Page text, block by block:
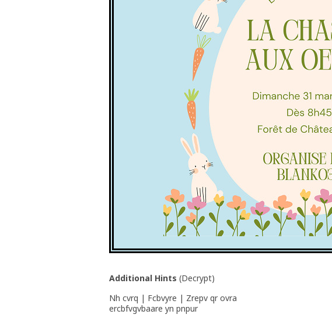
Additional Hints (Decrypt)
Nh cvrq | Fcbvyre | Zrepv qr ovra
ercbfvgvbaare yn pnpur